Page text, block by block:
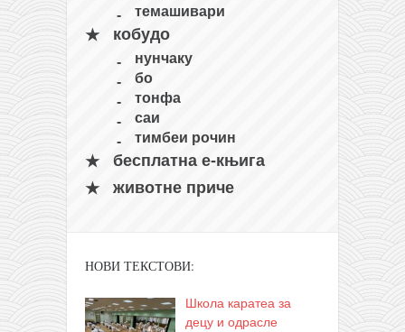
темашивари
кобудо
нунчаку
бо
тонфа
саи
тимбеи рочин
бесплатна е-књига
животне приче
НОВИ ТЕКСТОВИ:
Школа каратеа за
децу и одрасле